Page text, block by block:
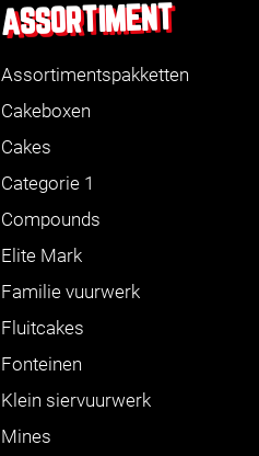
ASSORTIMENT
Assortimentspakketten
Cakeboxen
Cakes
Categorie 1
Compounds
Elite Mark
Familie vuurwerk
Fluitcakes
Fonteinen
Klein siervuurwerk
Mines